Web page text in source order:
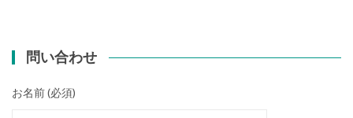
問い合わせ
お名前 (必須)